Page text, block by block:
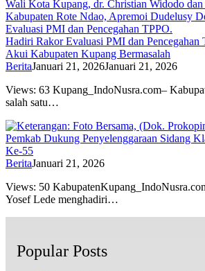
Hadiri Rakor Evaluasi PMI dan Pencegahan
Akui Kabupaten Kupang Bermasalah
BeritaJanuari 21, 2026Januari 21, 2026
Views: 63 Kupang_IndoNusra.com–
salah satu…
Pemkab Dukung Penyelenggaraan Sidang
Ke-55
BeritaJanuari 21, 2026
Views: 50
Yosef Lede menghadiri…
Popular Posts